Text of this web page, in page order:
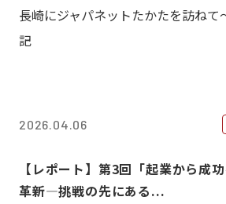
長崎にジャパネットたかたを訪ねて
記
2026.04.06
【レポート】第3回「起業から成
革新―挑戦の先にある...